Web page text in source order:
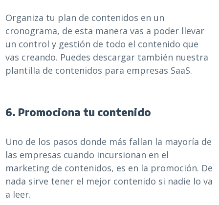
Organiza tu plan de contenidos en un
cronograma, de esta manera vas a poder llevar
un control y gestión de todo el contenido que
vas creando. Puedes descargar también nuestra
plantilla de contenidos para empresas SaaS.
6. Promociona tu contenido
Uno de los pasos donde más fallan la mayoría de
las empresas cuando incursionan en el
marketing de contenidos, es en la promoción. De
nada sirve tener el mejor contenido si nadie lo va
a leer.